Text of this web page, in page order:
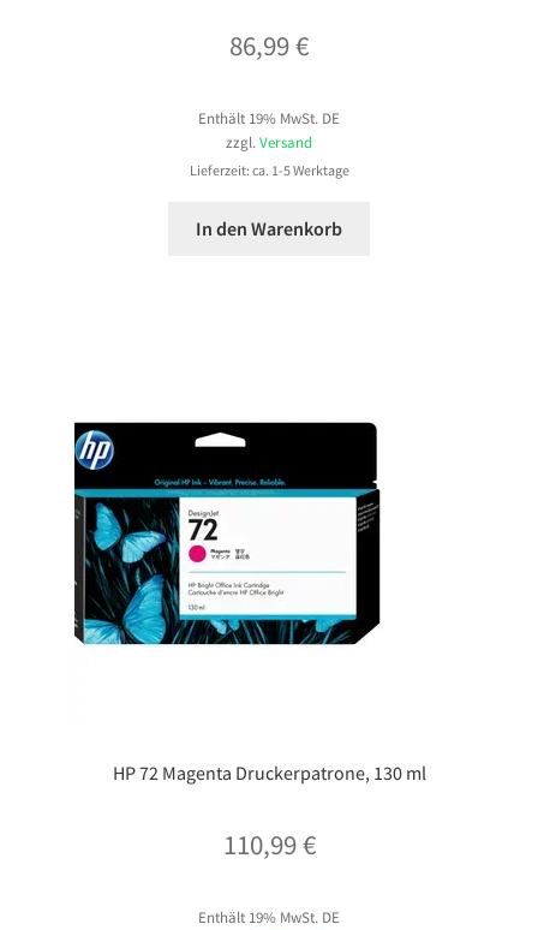
86,99€
Enthält 19% MwSt. DE
zzgl. Versand
Lieferzeit: ca. 1-5 Werktage
In den Warenkorb
HP 72 Magenta Druckerpatrone, 130 ml
110,99€
Enthält 19% MwSt. DE